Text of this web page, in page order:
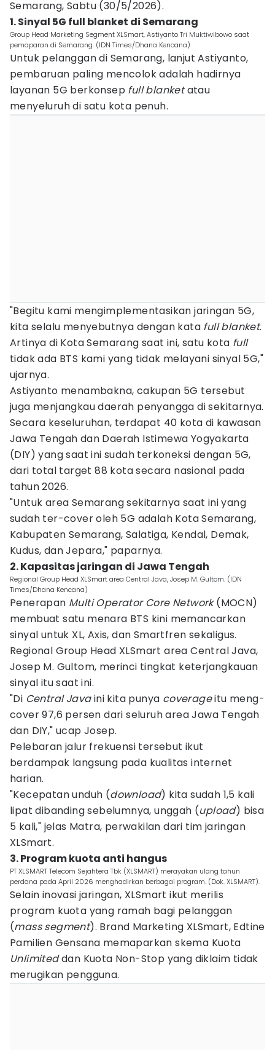
Semarang, Sabtu (30/5/2026).
1. Sinyal 5G full blanket di Semarang
Group Head Marketing Segment XLSmart, Astiyanto Tri Muktiwibowo saat
pemaparan di Semarang. (IDN Times/Dhana Kencana)
Untuk pelanggan di Semarang, lanjut Astiyanto,
pembaruan paling mencolok adalah hadirnya
layanan 5G berkonsep full blanketatau
menyeluruh di satu kota penuh.
"Begitu kami mengimplementasikan jaringan 5G,
kita selalu menyebutnya dengan kata full blanket.
Artinya di Kota Semarang saat ini, satu kota full
tidak ada BTS kami yang tidak melayani sinyal 5G,"
ujarnya.
Astiyanto menambakna, cakupan 5G tersebut
juga menjangkau daerah penyangga di sekitarnya.
Secara keseluruhan, terdapat 40 kota di kawasan
Jawa Tengah dan Daerah Istimewa Yogyakarta
(DIY) yang saat ini sudah terkoneksi dengan 5G,
dari total target 88 kota secara nasional pada
tahun 2026.
"Untuk area Semarang sekitarnya saat ini yang
sudah ter-cover oleh 5G adalah Kota Semarang,
Kabupaten Semarang, Salatiga, Kendal, Demak,
Kudus, dan Jepara," paparnya.
2. Kapasitas jaringan di Jawa Tengah
Regional Group Head XLSmart area Central Java, Josep M. Gultom. (IDN
Times/Dhana Kencana)
Penerapan Multi Operator Core Network(MOCN)
membuat satu menara BTS kini memancarkan
sinyal untuk XL, Axis, dan Smartfren sekaligus.
Regional Group Head XLSmart area Central Java,
Josep M. Gultom, merinci tingkat keterjangkauan
sinyal itu saat ini.
"Di Central Javaini kita punya coverageitu meng-
cover 97,6 persen dari seluruh area Jawa Tengah
dan DIY," ucap Josep.
Pelebaran jalur frekuensi tersebut ikut
berdampak langsung pada kualitas internet
harian.
"Kecepatan unduh (download) kita sudah 1,5 kali
lipat dibanding sebelumnya, unggah (upload) bisa
5 kali," jelas Matra, perwakilan dari tim jaringan
XLSmart.
3. Program kuota anti hangus
PT XLSMART Telecom Sejahtera Tbk (XLSMART) merayakan ulang tahun
perdana pada April 2026 menghadirkan berbagai program. (Dok. XLSMART).
Selain inovasi jaringan, XLSmart ikut merilis
program kuota yang ramah bagi pelanggan
(mass segment). Brand Marketing XLSmart, Edtine
Pamilien Gensana memaparkan skema Kuota
Unlimiteddan Kuota Non-Stop yang diklaim tidak
merugikan pengguna.